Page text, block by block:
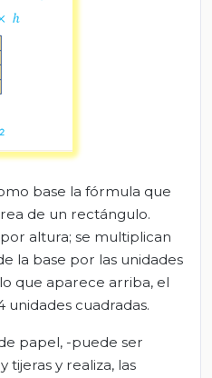
base la fórmula que
de un rectángulo.
altura; se multiplican
la base por las unidades
que aparece arriba, el
unidades cuadradas.
papel, -puede ser
tijeras y realiza, las